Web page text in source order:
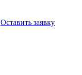
Оставить заявку